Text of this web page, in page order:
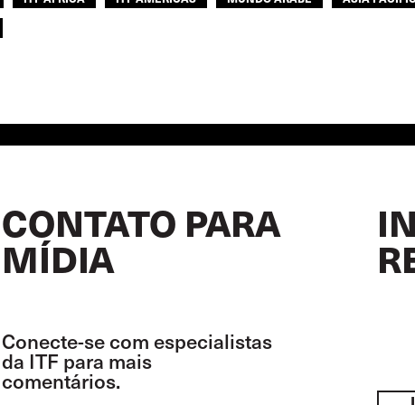
CONTATO PARA
MÍDIA
Conecte-se com especialistas
da ITF para mais
comentários.